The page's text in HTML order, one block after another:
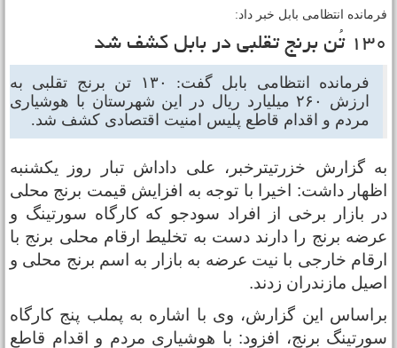
انتظامی بابل خبر داد:
برنج تقلبی در بابل کشف شد
فرمانده انتظامی بابل گفت: ۱۳۰ تن برنج تقلبی به
ارزش ۲۶۰ میلیارد ریال در این شهرستان با هوشیاری
مردم و اقدام قاطع پلیس امنیت اقتصادی کشف شد.
گزارش خزرتیترخبر، علی داداش تبار روز یکشنبه
داشت: اخیرا با توجه به افزایش قیمت برنج محلی
بازار برخی از افراد سودجو که کارگاه سورتینگ و
برنج را دارند دست به تخلیط ارقام محلی برنج با
خارجی با نیت عرضه به بازار به اسم برنج محلی و
مازندران زدند.
این گزارش، وی با اشاره به پملب پنج کارگاه
برنج، افزود: با هوشیاری مردم و اقدام قاطع